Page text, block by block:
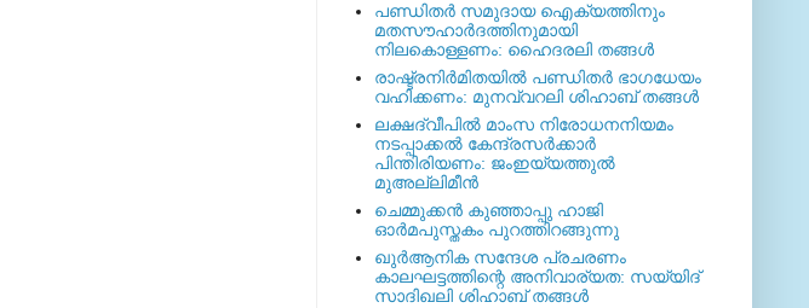
പണ്ഡിതര്‍ സമുദായ ഐക്യത്തിനും
മതസൗഹാര്‍ദത്തിനുമായി
നിലകൊള്ളണം: ഹൈദരലി തങ്ങള്‍
രാഷ്ട്രനിര്‍മിതയില്‍ പണ്ഡിതര്‍ ഭാഗധേയം
വഹിക്കണം: മുനവ്വറലി ശിഹാബ് തങ്ങള്‍
ലക്ഷദ്വീപില്‍ മാംസ നിരോധനനിയമം
നടപ്പാക്കല്‍ കേന്ദ്രസര്‍ക്കാര്‍
പിന്തിരിയണം: ജംഇയ്യത്തുല്‍
മുഅല്ലിമീന്‍
ചെമ്മുക്കന്‍ കുഞ്ഞാപ്പു ഹാജി
ഓര്‍മപുസ്തകം പുറത്തിറങ്ങുന്നു
ഖുര്‍ആനിക സന്ദേശ പ്രചരണം
കാലഘട്ടത്തിന്റെ അനിവാര്യത: സയ്യിദ്
സാദിഖലി ശിഹാബ് തങ്ങള്‍